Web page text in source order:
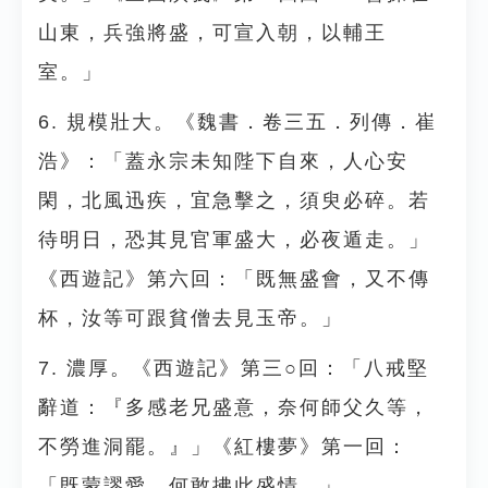
山東，兵強將盛，可宣入朝，以輔王
室。」
6. 規模壯大。《魏書．卷三五．列傳．崔
浩》：「蓋永宗未知陛下自來，人心安
閑，北風迅疾，宜急擊之，須臾必碎。若
待明日，恐其見官軍盛大，必夜遁走。」
《西遊記》第六回：「既無盛會，又不傳
杯，汝等可跟貧僧去見玉帝。」
7. 濃厚。《西遊記》第三○回：「八戒堅
辭道：『多感老兄盛意，奈何師父久等，
不勞進洞罷。』」《紅樓夢》第一回：